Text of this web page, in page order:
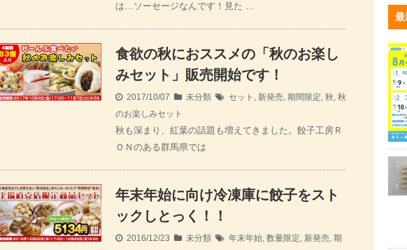
は…ソーセージなんです！見た …
食欲の秋におススメの「秋のお楽し
みセット」販売開始です！
2017/10/07 未分類 セット , 新発売, 期間限定, 秋, 秋
のお楽しみセット
秋も深まり、紅葉の話題も増えてきました。餃子工房Ｒ
ＯＮのある群馬県では
年末年始に向け冷凍庫に餃子をスト
ックしとっく！！
2016/12/23 未分類 年末年始, 数量限定, 新発売, 期
最